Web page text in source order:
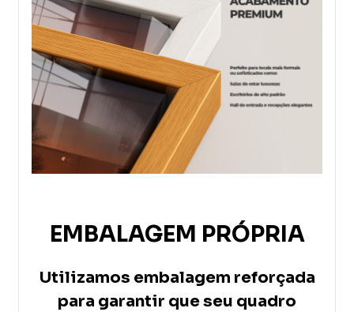
EMBALAGEM PRÓPRIA
Utilizamos embalagem reforçada
para garantir que seu quadro